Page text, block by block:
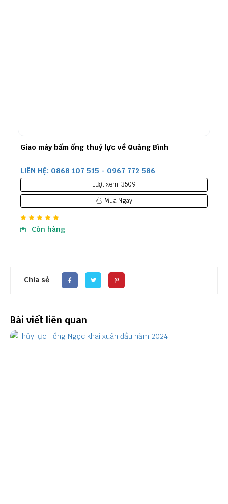
Giao máy bấm ống thuỷ lực về Quảng Bình
LIÊN HỆ: 0868 107 515 - 0967 772 586
Lượt xem: 3509
Mua Ngay
Còn hàng
Chia sẻ
Bài viết liên quan